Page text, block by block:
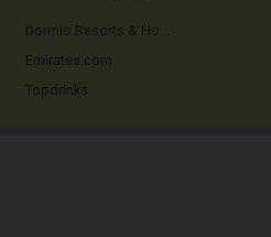
Dormio Resorts & Ho...
Emirates.com
Topdrinks